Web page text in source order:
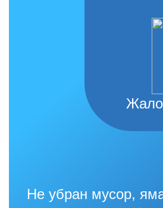
Не убран мусор,